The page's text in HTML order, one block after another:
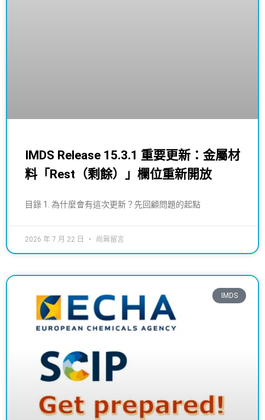
IMDS Release 15.3.1 重要更新：金屬材
料「Rest（剩餘）」欄位重新開放
目錄 1. 為什麼會有這次更新？先回顧問題的起點
2026 年 7 月 22 日 尚無留言
IMDS